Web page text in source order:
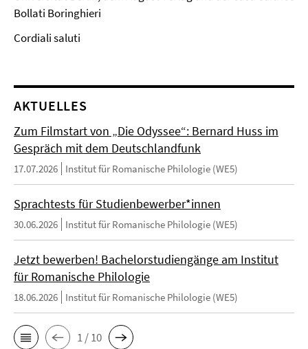
Bollati Boringhieri
Cordiali saluti
AKTUELLES
Zum Filmstart von „Die Odyssee“: Bernard Huss im
Gespräch mit dem Deutschlandfunk
17.07.2026 Institut für Romanische Philologie (WE5)
Sprachtests für Studienbewerber*innen
30.06.2026 Institut für Romanische Philologie (WE5)
Jetzt bewerben! Bachelorstudiengänge am Institut
für Romanische Philologie
18.06.2026 Institut für Romanische Philologie (WE5)
1 / 10